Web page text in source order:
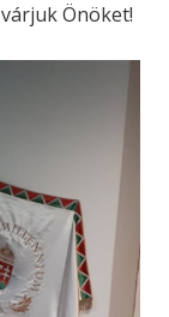
Önöket!